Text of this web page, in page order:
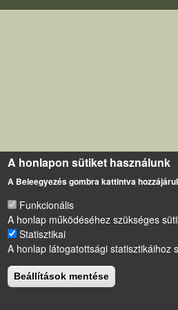
A honlapon sütiket használunk
A Beleegyezés gombra kattintva
Funkcionális
A honlap működéséhez szükséges
Statisztikai
A honlap látogatottsági statisztikáihoz
Beállítások mentése